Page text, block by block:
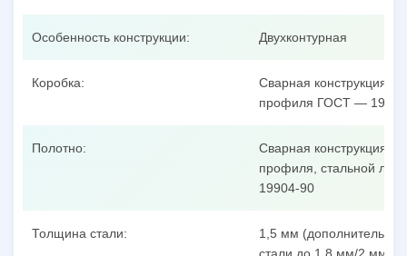
Особенность конструкции: Двухконтурная
Коробка:
Сварная конструкция из
профиля ГОСТ —
Полотно:
Сварная конструкция из
профиля, стальной
19904-90
Толщина стали:
1,5 мм